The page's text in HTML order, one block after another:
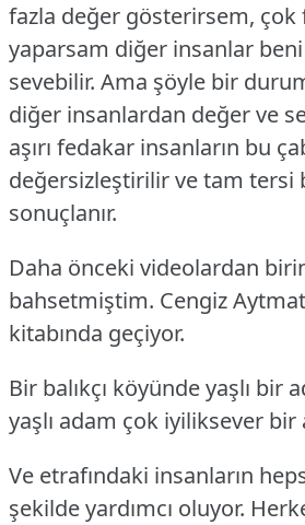
fazla değer gösterirsem, çok
yaparsam diğer insanlar
sevebilir. Ama şöyle bir
diğer insanlardan değer ve
aşırı fedakar insanların bu
değersizleştirilir ve tam tersi
sonuçlanır.
Daha önceki videolardan
bahsetmiştim. Cengiz
kitabında geçiyor.
Bir balıkçı köyünde yaşlı bir
yaşlı adam çok iyiliksever bir
Ve etrafındaki insanların
şekilde yardımcı oluyor.